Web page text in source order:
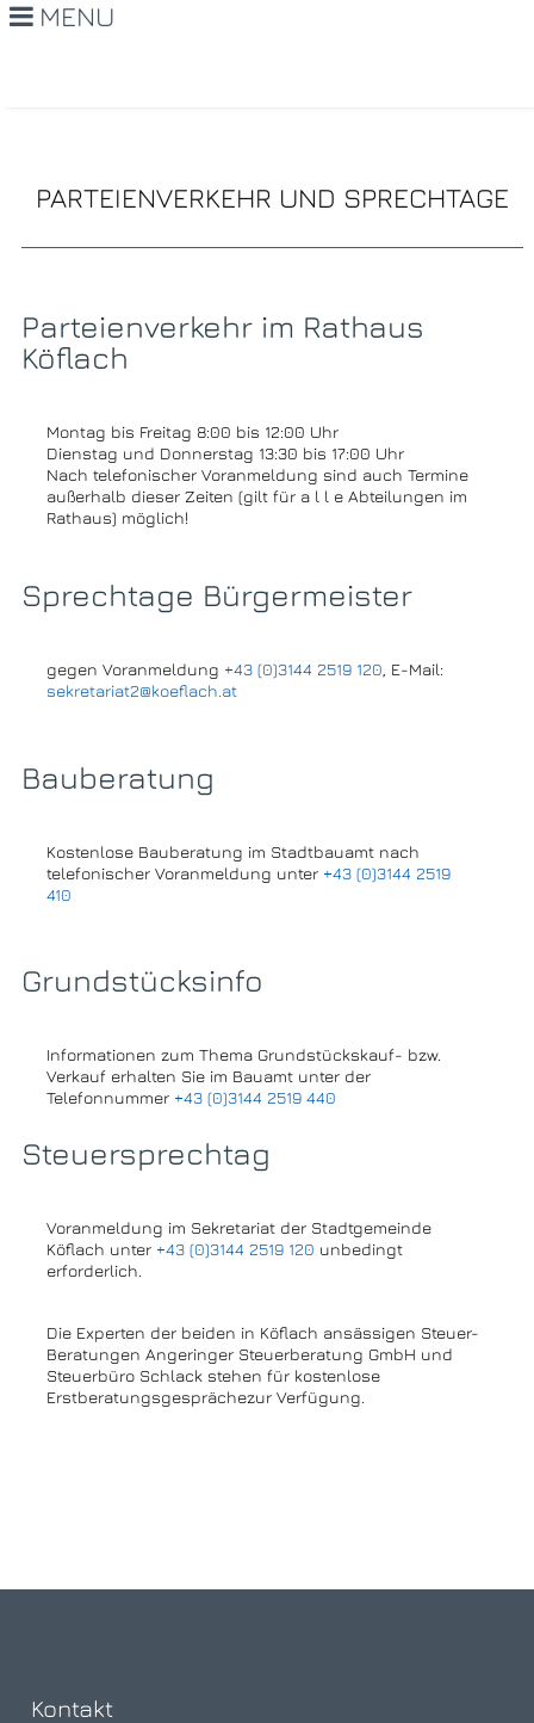
MENU
PARTEIENVERKEHR UND SPRECHTAGE
Parteienverkehr im Rathaus
Köflach
Montag bis Freitag 8:00 bis 12:00 Uhr
Dienstag und Donnerstag 13:30 bis 17:00 Uhr
Nach telefonischer Voranmeldung sind auch Termine
außerhalb dieser Zeiten (gilt für a l l e Abteilungen im
Rathaus) möglich!
Sprechtage Bürgermeister
gegen Voranmeldung +43 (0)3144 2519 120 , E-Mail:
sekretariat2@koeflach.at
Bauberatung
Kostenlose Bauberatung im Stadtbauamt nach
telefonischer Voranmeldung unter +43 (0)3144 2519
410
Grundstücksinfo
Informationen zum Thema Grundstückskauf- bzw.
Verkauf erhalten Sie im Bauamt unter der
Telefonnummer +43 (0)3144 2519 440
Steuersprechtag
Voranmeldung im Sekretariat der Stadtgemeinde
Köflach unter +43 (0)3144 2519 120 unbedingt
erforderlich.
Die Experten der beiden in Köflach ansässigen Steuer-
Beratungen Angeringer Steuerberatung GmbH und
Steuerbüro Schlack stehen für kostenlose
Erstberatungsgesprächezur Verfügung.
Kontakt